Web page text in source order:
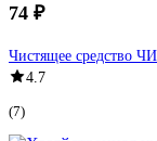
74 ₽
Чистящее средство
4.7
(7)